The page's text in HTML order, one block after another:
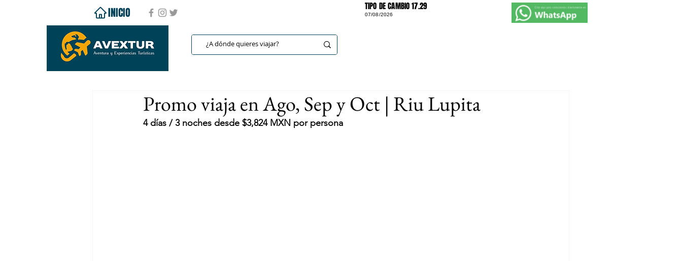
INICIO TIPO DE CAMBIO 17.29
07/08/2026
Promo viaja en Ago, Sep y Oct | Riu Lupita
4 días / 3 noches desde $3,824 MXN por persona